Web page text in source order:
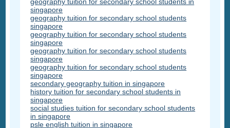
singapore
geography tuition for secondary school students
singapore
geography tuition for secondary school students
singapore
geography tuition for secondary school students
singapore
geography tuition for secondary school students
singapore
secondary geography tuition in singapore
history tuition for secondary school students in
singapore
social studies tuition for secondary school students
in singapore
psle english tuition in singapore